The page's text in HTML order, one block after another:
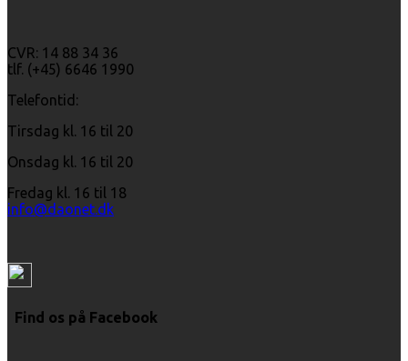
CVR: 14 88 34 36
tlf. (+45) 6646 1990
Telefontid:
Tirsdag kl. 16 til 20
Onsdag kl. 16 til 20
Fredag kl. 16 til 18
info@daonet.dk
Find os på Facebook